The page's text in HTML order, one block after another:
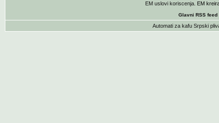
EM uslovi koriscenja . EM
Glavni RSS feed
Automati za kafu Srpski